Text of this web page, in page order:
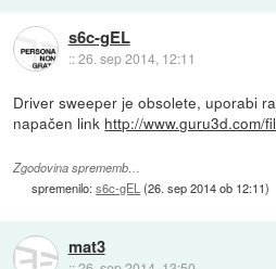
s6c-gEL
::26. sep 2014, 12:11
Driver sweeper je obsolete, uporabi
napačen link http://www.guru3d.com/
Zgodovina sprememb…
spremenilo:s6c-gEL(26. sep 2014 ob 12:11)
mat3